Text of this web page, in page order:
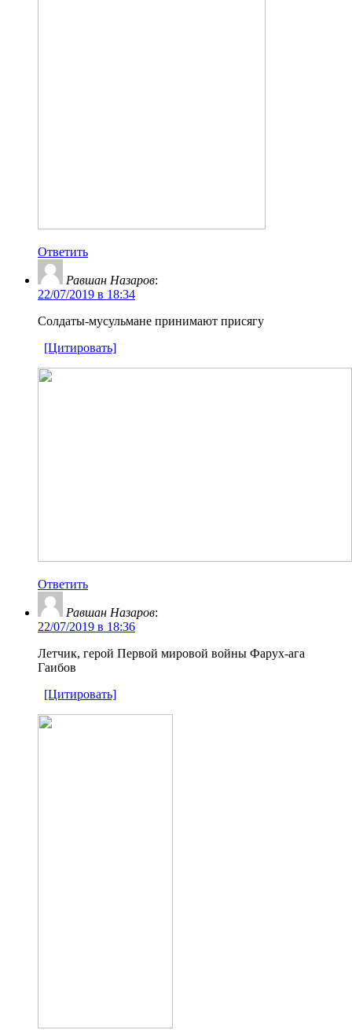
Ответить
Равшан Назаров:
22/07/2019 в 18:34
Солдаты-мусульмане принимают присягу
[Цитировать]
Ответить
Равшан Назаров:
22/07/2019 в 18:36
Летчик, герой Первой мировой войны Фарух-ага
Гаибов
[Цитировать]